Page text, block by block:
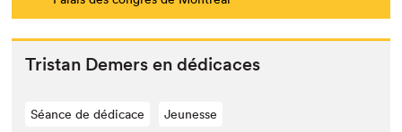
Tris­tan Demers en dédicaces
Séance de dédicace Jeunesse